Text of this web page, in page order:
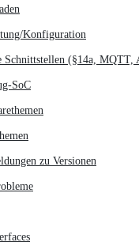
Konfiguration
Schnittstellen (§14a, MQTT,
SoC
zu Versionen